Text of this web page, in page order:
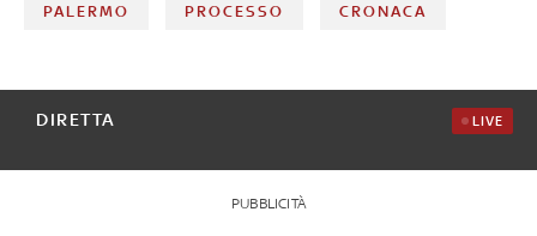
PALERMO PROCESSO CRONACA
DIRETTA LIVE
PUBBLICITÀ